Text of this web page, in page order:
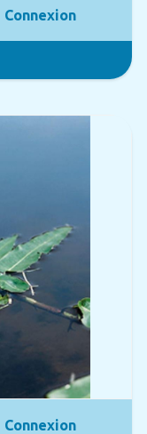
Connexion
Connexion